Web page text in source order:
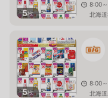
5枚
8:00
北海
5枚
8:00
北海